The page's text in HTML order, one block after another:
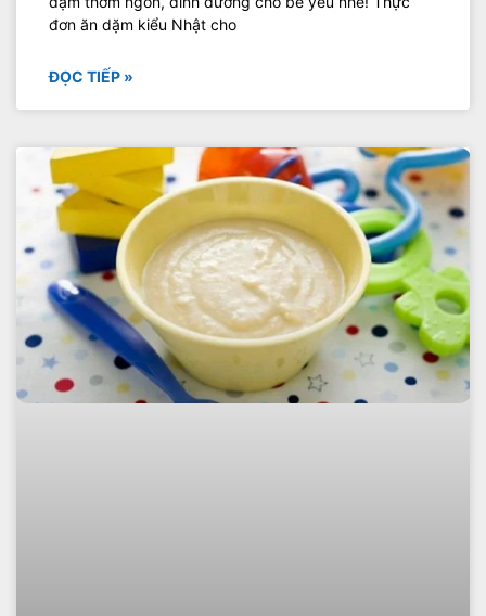
đơn ăn dặm kiểu Nhật cho
ĐỌC TIẾP »